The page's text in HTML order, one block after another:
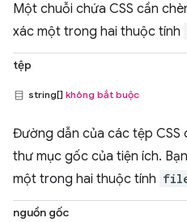
Một chuỗi chứa CSS cần
xác một trong hai thuộc tính
tệp
string[] không bắt buộc
Đường dẫn của các tệp CSS
thư mục gốc của tiện ích.
một trong hai thuộc tính
nguồn gốc